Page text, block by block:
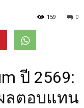
0
159
ปี 2569:
ลตอบแทน